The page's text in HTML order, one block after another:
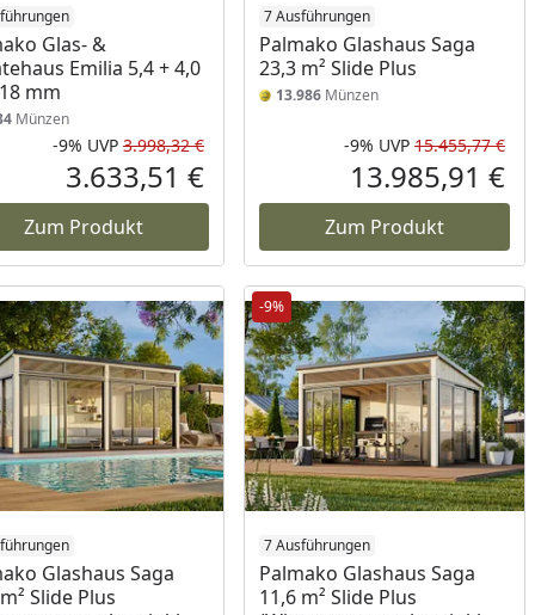
Preis
Glas- &
Emilia 5,4 + 4,0
mm
Münzen
Rabatt in Prozent
-9%
Ursprünglicher Preis
UVP 3.998,32 €
Aktueller Preis
3.633,51 €
Zum Produkt
7 Ausführungen
Palmako Glashaus Saga
23,3 m² Slide Plus
13.986 Münzen
-9% UVP 15.455,77 €
13.985,91 €
Zum Produkt
Glashaus Saga
Slide Plus
-9%
7 Ausführungen
Palmako Glashaus Saga
11,6 m² Slide Plus